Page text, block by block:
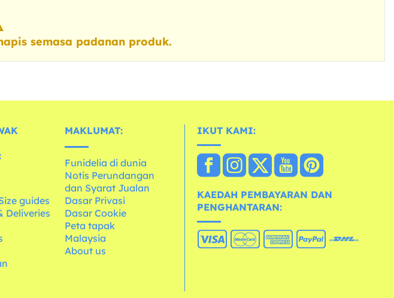
semasa padanan produk.
guides
Deliveries
MAKLUMAT:
Funidelia di dunia
Notis Perundangan
dan Syarat Jualan
Dasar Privasi
Dasar Cookie
Peta tapak
Malaysia
About us
IKUT KAMI:
KAEDAH PEMBAYARAN DAN
PENGHANTARAN: